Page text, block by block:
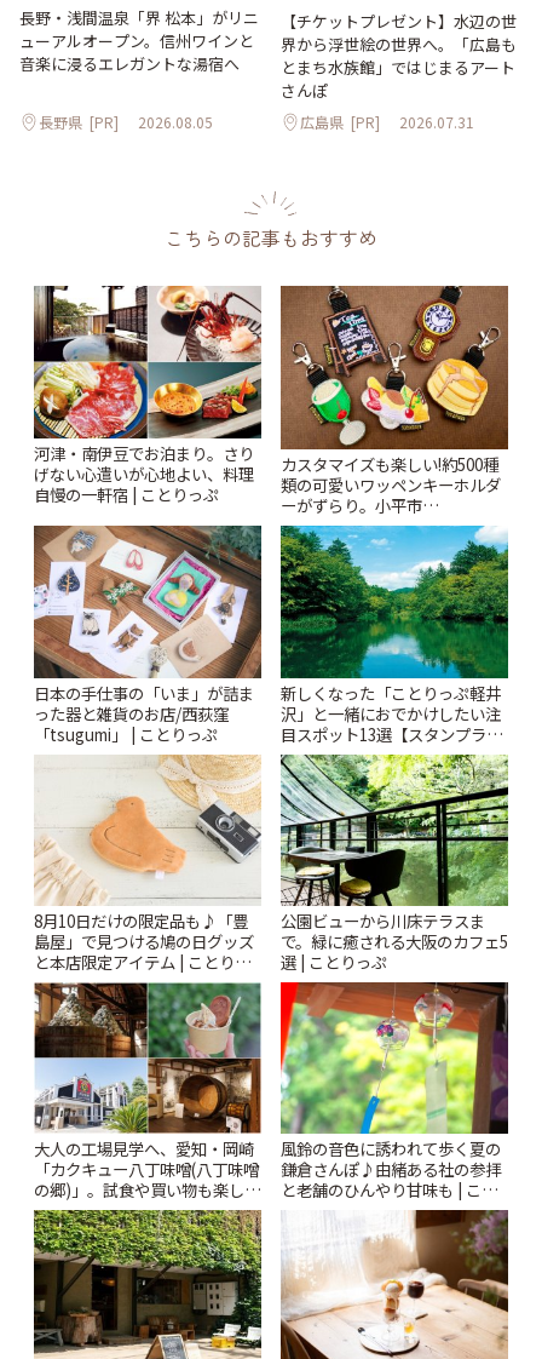
長野・浅間温泉「界 松本」がリニ
ューアルオープン。信州ワインと
音楽に浸るエレガントな湯宿へ
長野県 [PR] 2026.08.05
【チケットプレゼント】水辺の世
界から浮世絵の世界へ。「広島も
とまち水族館」ではじまるアート
さんぽ
広島県 [PR] 2026.07.31
こちらの記事もおすすめ
河津・南伊豆でお泊まり。さり
げない心遣いが心地よい、料理
自慢の一軒宿 | ことりっぷ
カスタマイズも楽しい!約500種
類の可愛いワッペンキーホルダ
ーがずらり。小平市
「Kimamaya T&K」 | ことりっ
ぷ
日本の手仕事の「いま」が詰ま
った器と雑貨のお店/西荻窪
「tsugumi」 | ことりっぷ
新しくなった「ことりっぷ軽井
沢」と一緒におでかけしたい注
目スポット13選【スタンプラリ
ー開催中】 | ことりっぷ
8月10日だけの限定品も♪「豊
島屋」で見つける鳩の日グッズ
と本店限定アイテム | ことりっ
ぷ
公園ビューから川床テラスま
で。緑に癒される大阪のカフェ5
選 | ことりっぷ
大人の工場見学へ、愛知・岡崎
「カクキュー八丁味噌(八丁味噌
の郷)」。試食や買い物も楽しみ
♪ | ことりっぷ
風鈴の音色に誘われて歩く夏の
鎌倉さんぽ♪由緒ある社の参拝
と老舗のひんやり甘味も | こと
りっぷ